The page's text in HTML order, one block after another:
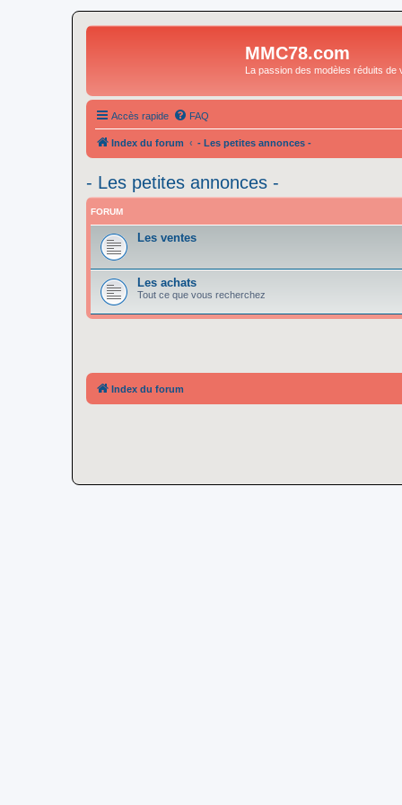
MMC78.com
La passion des modèles réduits de
Accès rapide FAQ
Index du forum - Les petites annonces -
- Les petites annonces -
FORUM
Les ventes
Les achats
Tout ce que vous recherchez
Index du forum